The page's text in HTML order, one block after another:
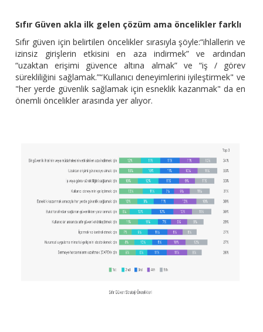
Sıfır Güven akla ilk gelen çözüm ama öncelikler farklı
Sıfır güven için belirtilen öncelikler sırasıyla şöyle:“ihlallerin ve
izinsiz girişlerin etkisini en aza indirmek” ve ardından
“uzaktan erişimi güvence altına almak” ve “iş / görev
sürekliliğini sağlamak.”“Kullanıcı deneyimlerini iyileştirmek" ve
"her yerde güvenlik sağlamak için esneklik kazanmak" da en
önemli öncelikler arasında yer alıyor.